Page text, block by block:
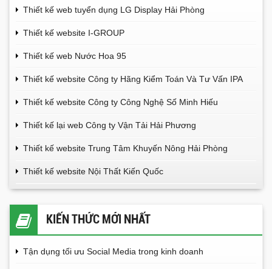
Thiết kế web tuyển dụng LG Display Hải Phòng
Thiết kế website I-GROUP
Thiết kế web Nước Hoa 95
Thiết kế website Công ty Hãng Kiểm Toán Và Tư Vấn IPA
Thiết kế website Công ty Công Nghệ Số Minh Hiếu
Thiết kế lại web Công ty Vận Tải Hải Phương
Thiết kế website Trung Tâm Khuyến Nông Hải Phòng
Thiết kế website Nội Thất Kiến Quốc
KIẾN THỨC MỚI NHẤT
Tận dụng tối ưu Social Media trong kinh doanh